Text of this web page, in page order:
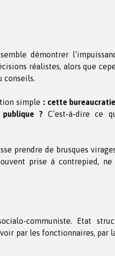
démontrer
réalistes, alors que
conseils.
simple : cette
? C’est-à-dire ce
prendre de brusques
prise à contrepied,
communiste. Etat
par les fonctionnaires, par